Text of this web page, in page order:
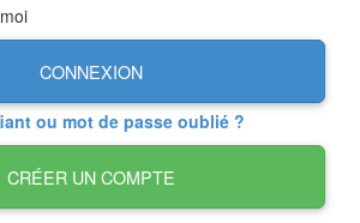
CONNEXION
ou mot de passe oublié ?
CRÉER UN COMPTE